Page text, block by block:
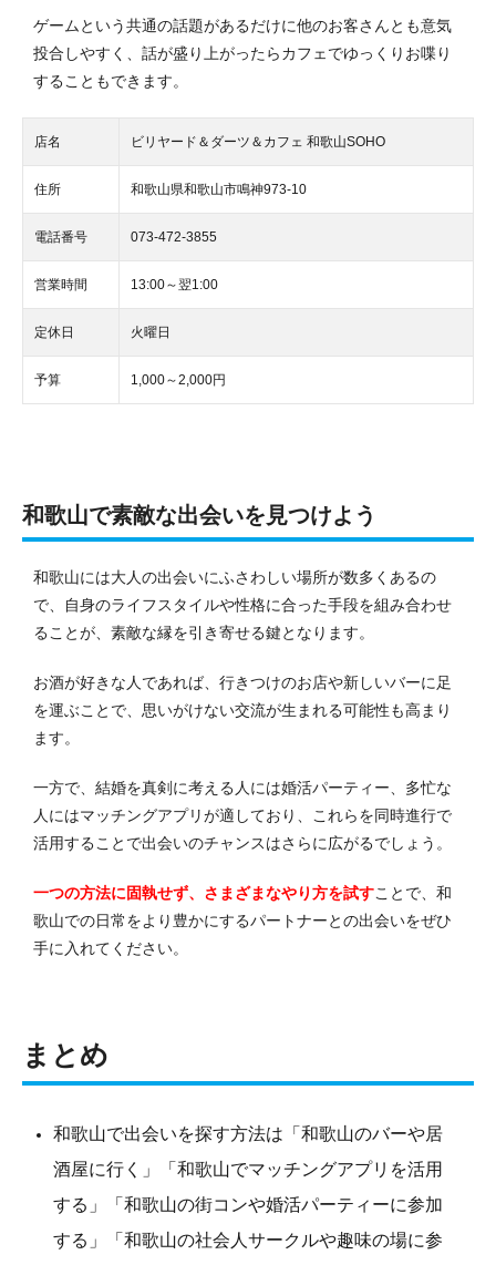
ゲームという共通の話題があるだけに他のお客さんとも意気
投合しやすく、話が盛り上がったらカフェでゆっくりお喋り
することもできます。
店名 ビリヤード＆ダーツ＆カフェ 和歌山SOHO
住所 和歌山県和歌山市鳴神973-10
電話番号 073-472-3855
営業時間 13:00～翌1:00
定休日 火曜日
予算 1,000～2,000円
和歌山で素敵な出会いを見つけよう
和歌山には大人の出会いにふさわしい場所が数多くあるの
で、自身のライフスタイルや性格に合った手段を組み合わせ
ることが、素敵な縁を引き寄せる鍵となります。
お酒が好きな人であれば、行きつけのお店や新しいバーに足
を運ぶことで、思いがけない交流が生まれる可能性も高まり
ます。
一方で、結婚を真剣に考える人には婚活パーティー、多忙な
人にはマッチングアプリが適しており、これらを同時進行で
活用することで出会いのチャンスはさらに広がるでしょう。
一つの方法に固執せず、さまざまなやり方を試すことで、和
歌山での日常をより豊かにするパートナーとの出会いをぜひ
手に入れてください。
まとめ
和歌山で出会いを探す方法は「和歌山のバーや居
酒屋に行く」「和歌山でマッチングアプリを活用
する」「和歌山の街コンや婚活パーティーに参加
する」「和歌山の社会人サークルや趣味の場に参